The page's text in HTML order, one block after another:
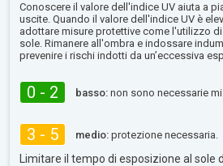
Conoscere il valore dell'indice UV aiuta a
uscite. Quando il valore dell'indice UV è
adottare misure protettive come l'utilizzo
sole. Rimanere all'ombra e indossare
prevenire i rischi indotti da un’eccessiva
0 - 2 basso: non sono necessarie
3 - 5 medio: protezione necessaria.
Limitare il tempo di esposizione al sole